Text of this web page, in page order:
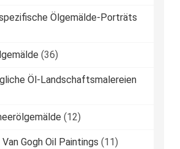
Ölgemälde-Porträts
(36)
Öl-Landschaftsmalereien
(12)
Gogh Oil Paintings (11)